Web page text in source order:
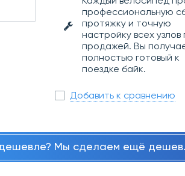
профессиональную
протяжку и точную
настройку всех
продажей. Вы
полностью готовый к
поездке байк.
Добавить к сравнению
Мы сделаем ещё